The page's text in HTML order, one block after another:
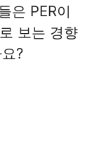
은 PER이
보는 경향
?